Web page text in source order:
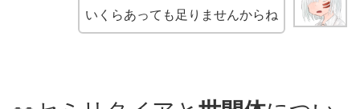
いくらあっても足りませんからね